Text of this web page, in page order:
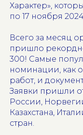
Характер»,
по 17 ноября
Всего за месяц
пришло
300! Самые
номинации, как
работ, и
Заявки пришли
России,
Казахстана,
стран.